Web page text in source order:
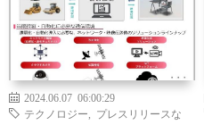
2024.06.07 06:00:29
テクノロジー
プレスリリースな